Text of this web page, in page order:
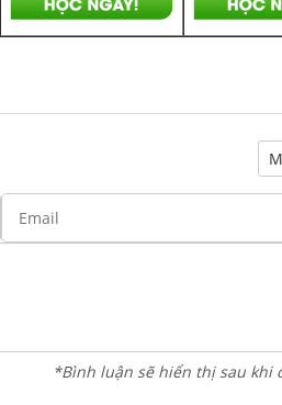
*Bình luận sẽ hiển thị sau khi